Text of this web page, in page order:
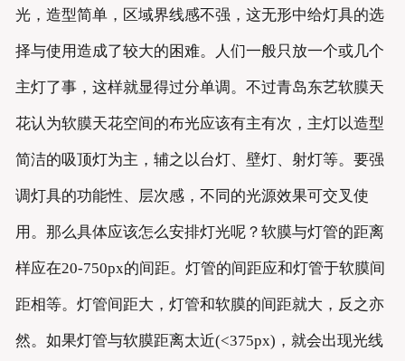
光，造型简单，区域界线感不强，这无形中给灯具的选
择与使用造成了较大的困难。人们一般只放一个或几个
主灯了事，这样就显得过分单调。不过青岛东艺软膜天
花认为软膜天花空间的布光应该有主有次，主灯以造型
简洁的吸顶灯为主，辅之以台灯、壁灯、射灯等。要强
调灯具的功能性、层次感，不同的光源效果可交叉使
用。那么具体应该怎么安排灯光呢？软膜与灯管的距离
样应在20-750px的间距。灯管的间距应和灯管于软膜间
距相等。灯管间距大，灯管和软膜的间距就大，反之亦
然。如果灯管与软膜距离太近(<375px)，就会出现光线